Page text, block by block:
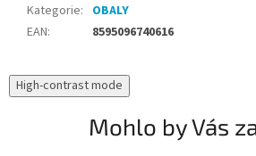
Kategorie: OBALY
EAN: 8595096740616
High-contrast mode
Mohlo by Vás